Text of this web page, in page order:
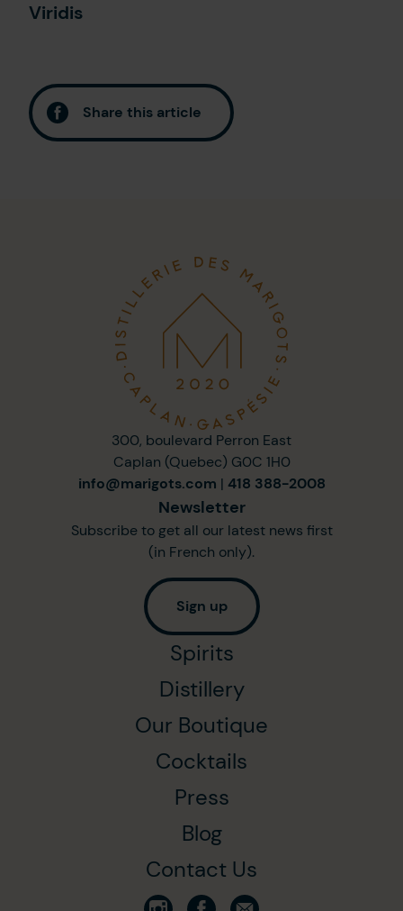
Viridis
Share this article
300, boulevard Perron East
Caplan (Quebec) G0C 1H0
info@marigots.com | 418 388-2008
Newsletter
Subscribe to get all our latest news first
(in French only).
Sign up
Spirits
Distillery
Our Boutique
Cocktails
Press
Blog
Contact Us